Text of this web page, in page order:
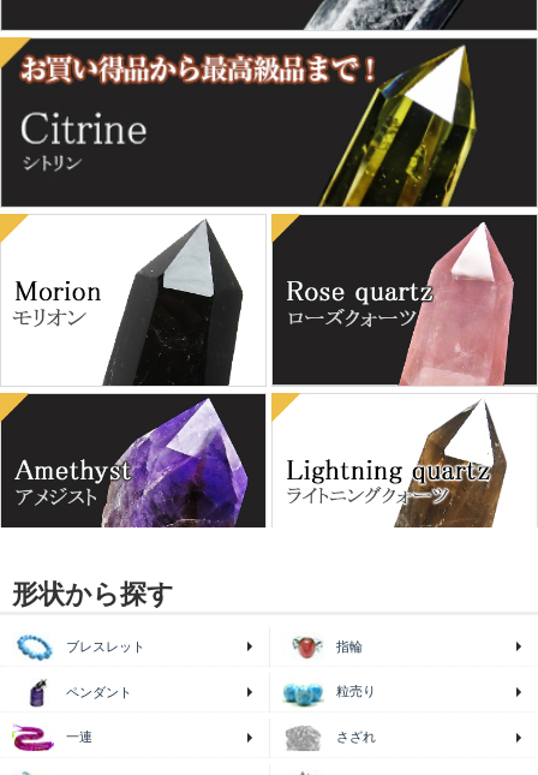
形状から探す
ブレスレット 指輪
ペンダント 粒売り
一連 さざれ